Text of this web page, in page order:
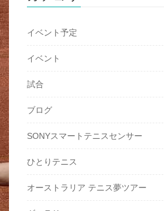
イベント予定
イベント
試合
ブログ
SONYスマートテニスセンサー
ひとりテニス
オーストラリア テニス夢ツアー